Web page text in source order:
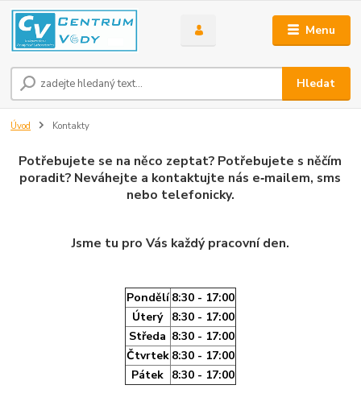
Menu
Hledat
Úvod Kontakty
Potřebujete se na něco zeptat? Potřebujete s něčím
poradit? Neváhejte a kontaktujte nás e‑mailem, sms
nebo telefonicky.
Jsme tu pro Vás každý pracovní den.
Pondělí 8:30 - 17:00
Úterý
8:30 - 17:00
Středa 8:30 - 17:00
Čtvrtek 8:30 - 17:00
Pátek 8:30 - 17:00